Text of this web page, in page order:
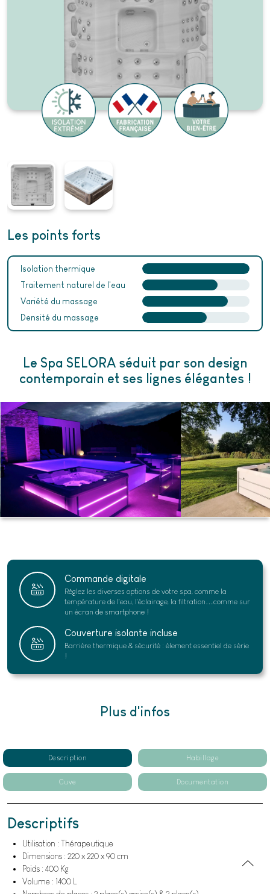
Les points forts
Isolation thermique
Traitement naturel de l'eau
Variété du massage
Densité du massage
Le Spa SELORA séduit par son design
contemporain et ses lignes élégantes !
Commande digitale
Réglez les diverses options de votre spa, comme la
température de l'eau, l'éclairage, la filtration…comme sur
un écran de smartphone !
Couverture isolante incluse
Barrière thermique & sécurité : élement essentiel de série
!
Plus d'infos
Description Habillage
Cuve Documentation
Descriptifs
Utilisation : Thérapeutique
Dimensions : 220 x 220 x 90 cm
Poids : 400 Kg
Volume : 1400 L